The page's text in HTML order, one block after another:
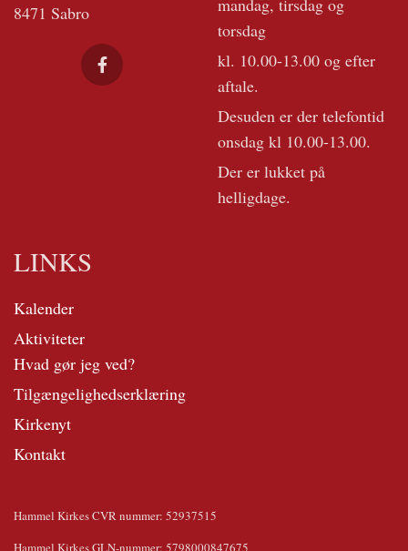
8471 Sabro
mandag, tirsdag og
torsdag
kl. 10.00-13.00 og efter
aftale.
Desuden er der telefontid
onsdag kl 10.00-13.00.
Der er lukket på
helligdage.
LINKS
Kalender
Aktiviteter
Hvad gør jeg ved?
Tilgængelighedserklæring
Kirkenyt
Kontakt
Hammel Kirkes CVR nummer: 52937515
Hammel Kirkes GLN-nummer: 5798000847675